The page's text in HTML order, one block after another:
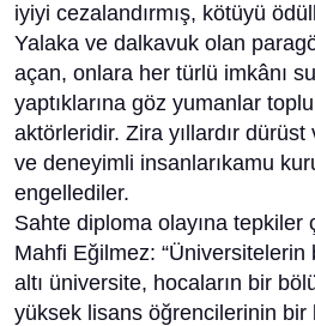
iyiyi cezalandırmış, kötüyü
Yalaka ve dalkavuk olan
açan, onlara her türlü imkânı
yaptıklarına göz yumanlar
aktörleridir. Zira yıllardır dürüst
ve deneyimli insanlarıkamu
engellediler.
Sahte diploma olayına tepkiler
Mahfi Eğilmez:
altı üniversite, hocaların bir
yüksek lisans öğrencilerinin bir